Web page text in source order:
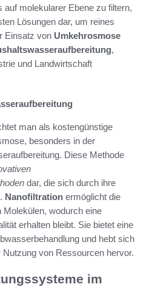
auf molekularer Ebene zu filtern,
Lösungen dar, um reines
Einsatz von Umkehrosmose
,
und Landwirtschaft
man als kostengünstige
besonders in der
Diese Methode
dar, die sich durch ihre
Nanofiltration ermöglicht die
wodurch eine
erhalten bleibt. Sie bietet eine
und hebt sich
von Ressourcen hervor.
im